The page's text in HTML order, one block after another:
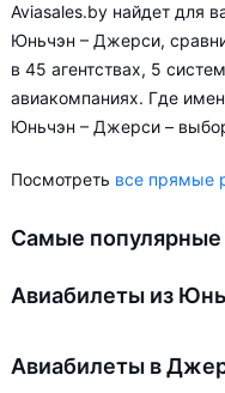
Aviasales.by найдет для
Юньчэн – Джерси,
в 45 агентствах, 5
авиакомпаниях. Где
Юньчэн – Джерси –
Посмотреть все прямые
Самые популярные
Авиабилеты из
Авиабилеты в